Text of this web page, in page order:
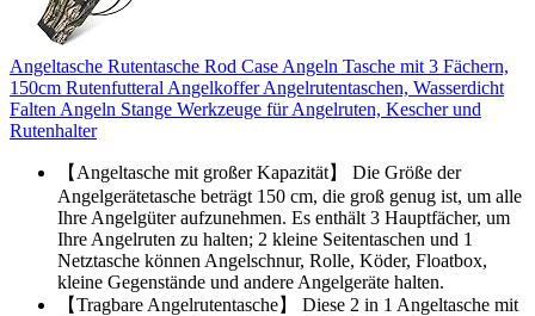
Angeltasche Rutentasche Rod Case Angeln Tasche mit 3 Fächern,
150cm Rutenfutteral Angelkoffer Angelrutentaschen, Wasserdicht
Falten Angeln Stange Werkzeuge für Angelruten, Kescher und
Rutenhalter
【Angeltasche mit großer Kapazität】 Die Größe der
Angelgerätetasche beträgt 150 cm, die groß genug ist, um alle
Ihre Angelgüter aufzunehmen. Es enthält 3 Hauptfächer, um
Ihre Angelruten zu halten; 2 kleine Seitentaschen und 1
Netztasche können Angelschnur, Rolle, Köder, Floatbox,
kleine Gegenstände und andere Angelgeräte halten.
【Tragbare Angelrutentasche】 Diese 2 in 1 Angeltasche mit